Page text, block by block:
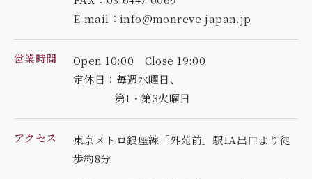
E-mail：info@monreve-japan.jp
営業時間
Open 10:00 Close 19:00
定休日：毎週水曜日、
第1・第3火曜日
アクセス
東京メトロ銀座線「外苑前」駅1A出口より徒
歩約8分